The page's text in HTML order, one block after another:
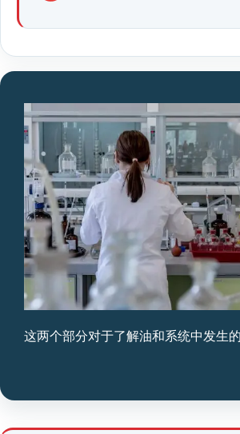
这两个部分对于了解油和系统中发生